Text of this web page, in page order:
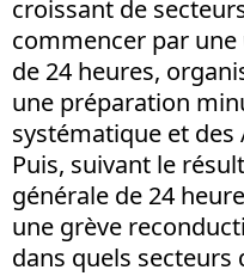
croissant de
commencer par une
de 24 heures,
une préparation
systématique et des
Puis, suivant le
générale de 24
une grève
dans quels secteurs